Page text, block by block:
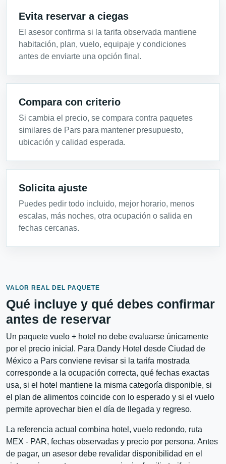
Evita reservar a ciegas
El asesor confirma si la tarifa observada mantiene
habitación, plan, vuelo, equipaje y condiciones
antes de enviarte una opción final.
Compara con criterio
Si cambia el precio, se compara contra paquetes
similares de Pars para mantener presupuesto,
ubicación y calidad esperada.
Solicita ajuste
Puedes pedir todo incluido, mejor horario, menos
escalas, más noches, otra ocupación o salida en
fechas cercanas.
VALOR REAL DEL PAQUETE
Qué incluye y qué debes confirmar
antes de reservar
Un paquete vuelo + hotel no debe evaluarse únicamente
por el precio inicial. Para Dandy Hotel desde Ciudad de
México a Pars conviene revisar si la tarifa mostrada
corresponde a la ocupación correcta, qué fechas exactas
usa, si el hotel mantiene la misma categoría disponible, si
el plan de alimentos coincide con lo esperado y si el vuelo
permite aprovechar bien el día de llegada y regreso.
La referencia actual combina hotel, vuelo redondo, ruta
MEX - PAR, fechas observadas y precio por persona. Antes
de pagar, un asesor debe revalidar disponibilidad en el